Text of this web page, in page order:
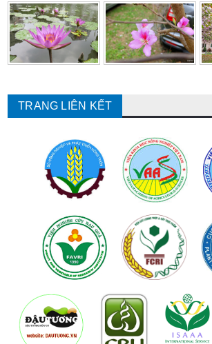
TRANG LIÊN KẾT